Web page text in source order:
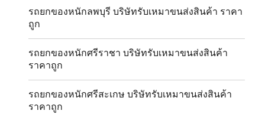
รถยกของหนักลพบุรี บริษัทรับเหมาขนส่งสินค้า ราคา
ถูก
รถยกของหนักศรีราชา บริษัทรับเหมาขนส่งสินค้า
ราคาถูก
รถยกของหนักศรีสะเกษ บริษัทรับเหมาขนส่งสินค้า
ราคาถูก